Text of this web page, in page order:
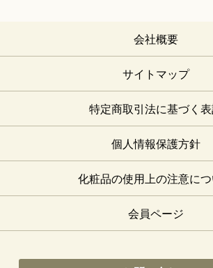
会社概要
サイトマップ
特定商取引法に基づく
個人情報保護方針
化粧品の使用上の注意につ
会員ページ